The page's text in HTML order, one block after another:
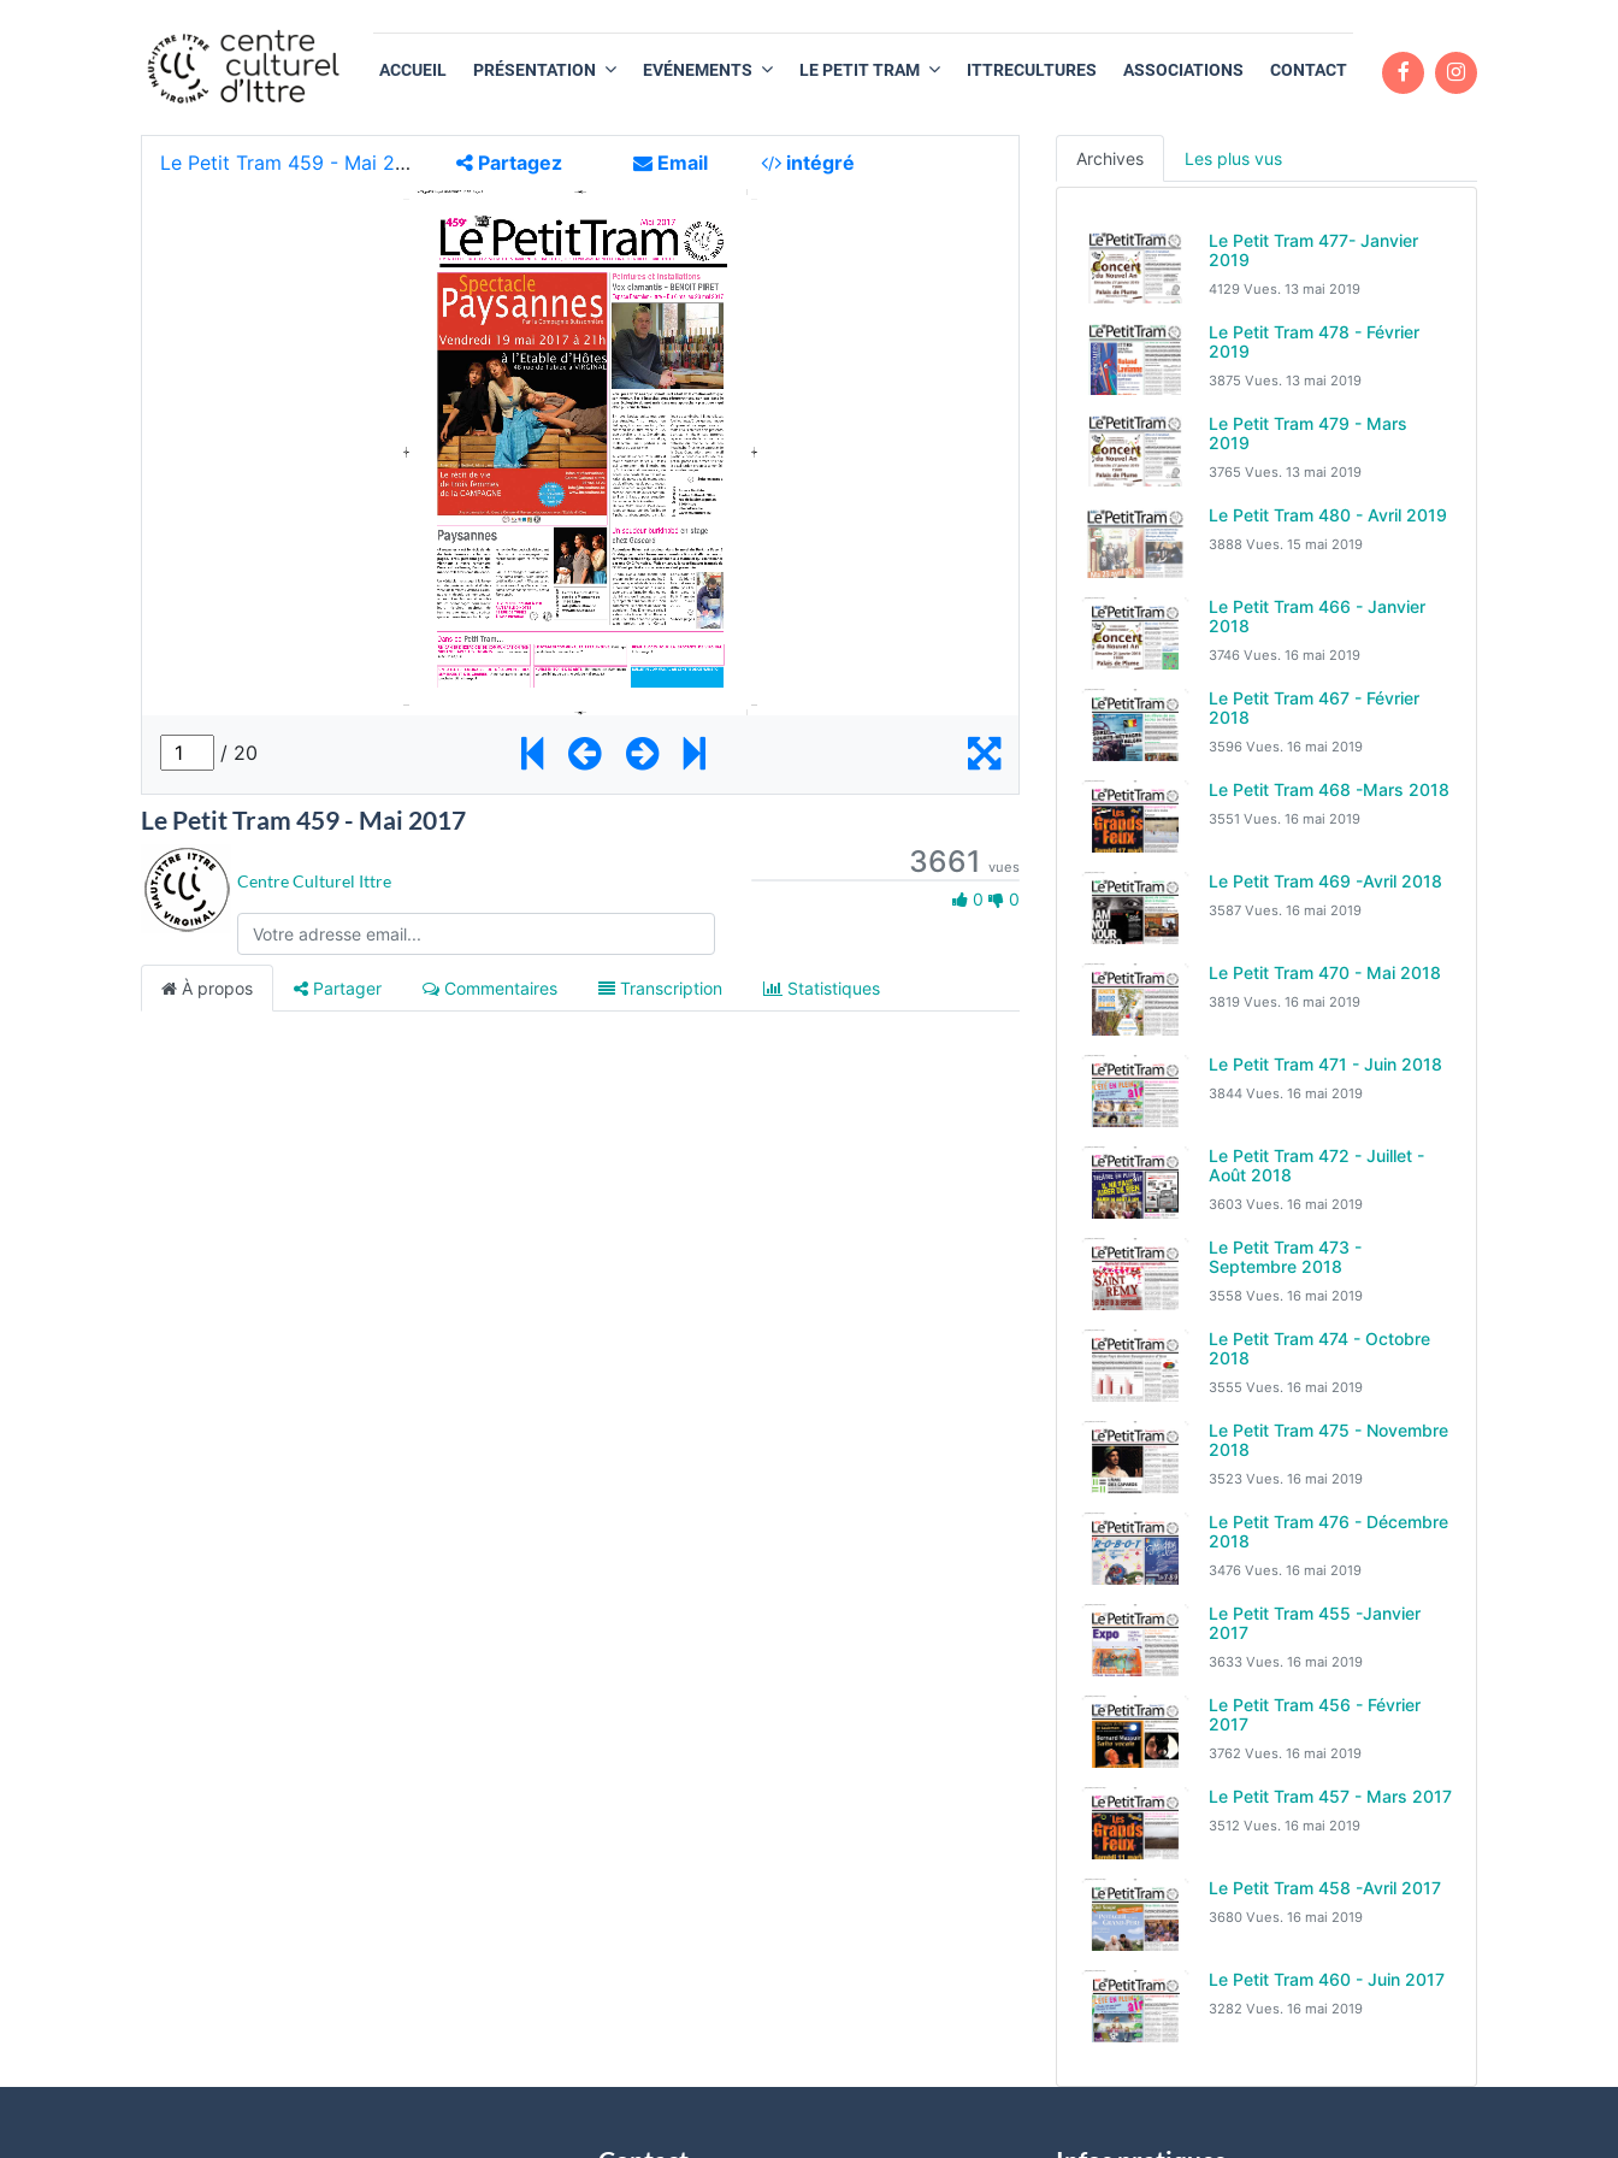
ACCUEIL PRÉSENTATION EVÉNEMENTS LE PETIT TRAM ITTRECULTURES ASSOCIATIONS CONTACT
Le Petit Tram 459 - Mai 2017
Centre Culturel Ittre
3661 vues
0 0
À propos Partager Commentaires Transcription Statistiques
Archives Les plus vus
Le Petit Tram 477- Janvier
2019
4129 Vues. 13 mai 2019
Le Petit Tram 478 - Février
2019
3875 Vues. 13 mai 2019
Le Petit Tram 479 - Mars
2019
3765 Vues. 13 mai 2019
Le Petit Tram 480 - Avril 2019
3888 Vues. 15 mai 2019
Le Petit Tram 466 - Janvier
2018
3746 Vues. 16 mai 2019
Le Petit Tram 467 - Février
2018
3596 Vues. 16 mai 2019
Le Petit Tram 468 -Mars 2018
3551 Vues. 16 mai 2019
Le Petit Tram 469 -Avril 2018
3587 Vues. 16 mai 2019
Le Petit Tram 470 - Mai 2018
3819 Vues. 16 mai 2019
Le Petit Tram 471 - Juin 2018
3844 Vues. 16 mai 2019
Le Petit Tram 472 - Juillet -
Août 2018
3603 Vues. 16 mai 2019
Le Petit Tram 473 -
Septembre 2018
3558 Vues. 16 mai 2019
Le Petit Tram 474 - Octobre
2018
3555 Vues. 16 mai 2019
Le Petit Tram 475 - Novembre
2018
3523 Vues. 16 mai 2019
Le Petit Tram 476 - Décembre
2018
3476 Vues. 16 mai 2019
Le Petit Tram 455 -Janvier
2017
3633 Vues. 16 mai 2019
Le Petit Tram 456 - Février
2017
3762 Vues. 16 mai 2019
Le Petit Tram 457 - Mars 2017
3512 Vues. 16 mai 2019
Le Petit Tram 458 -Avril 2017
3680 Vues. 16 mai 2019
Le Petit Tram 460 - Juin 2017
3282 Vues. 16 mai 2019